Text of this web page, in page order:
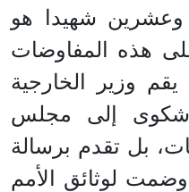
وعشرين شهيدا هو
هذه المفاوضات
وزير الخارجية
إلى مجلس
بل تقدم برسالة
لوثائق الأمم